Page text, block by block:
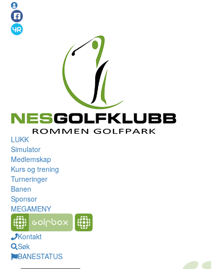
LUKK
Simulator
Medlemskap
Kurs og trening
Turneringer
Banen
Sponsor
MEGAMENY
Kontakt
Søk
BANESTATUS